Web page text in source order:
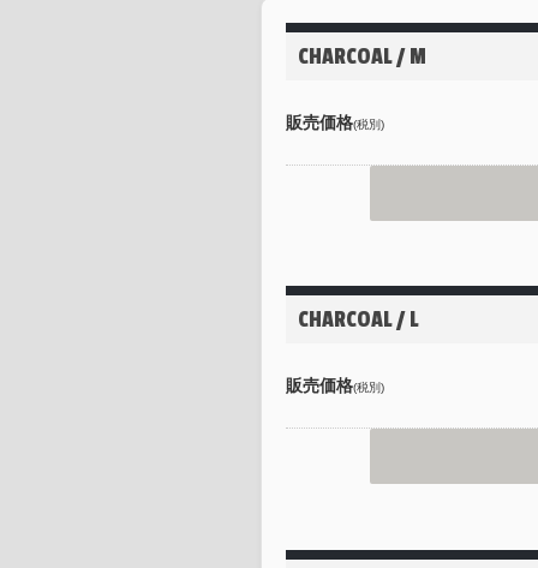
CHARCOAL / M
販売価格(税別)
CHARCOAL / L
販売価格(税別)